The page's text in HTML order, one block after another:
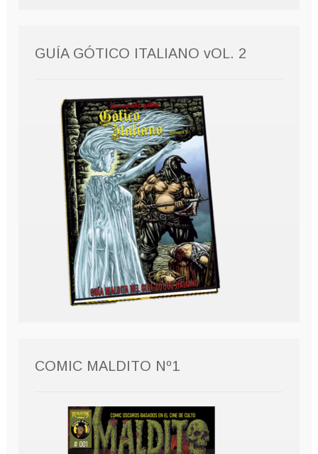
GUÍA GÓTICO ITALIANO vOL. 2
COMIC MALDITO Nº1